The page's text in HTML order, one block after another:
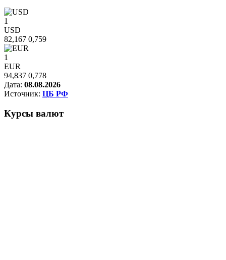
1
USD
82,167 0,759
1
EUR
94,837 0,778
Дата: 08.08.2026
Источник: ЦБ РФ
Курсы валют